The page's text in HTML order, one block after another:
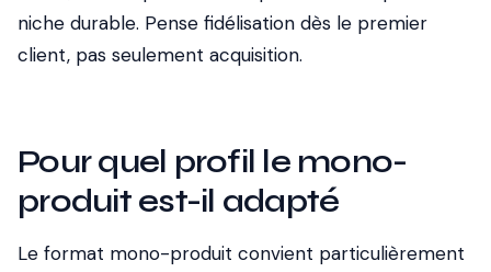
niche durable. Pense fidélisation dès le premier
client, pas seulement acquisition.
Pour quel profil le mono-
produit est-il adapté
Le format mono-produit convient particulièrement